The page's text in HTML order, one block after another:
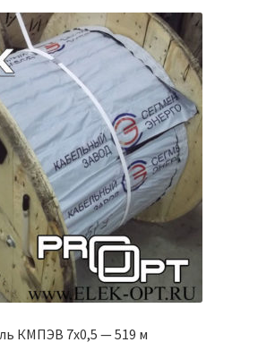
КМПЭВ 7х0,5 — 519 м